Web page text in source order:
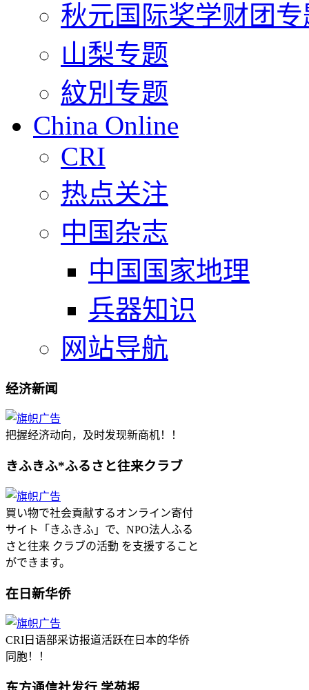
秋元国际奖学财团专
山梨专题
紋別专题
China Online
CRI
热点关注
中国杂志
中国国家地理
兵器知识
网站导航
经济新闻
把握经济动向，及时发现新商机！！
きふきふ*ふるさと往来クラブ
買い物で社会貢献するオンライン寄付
サイト「きふきふ」で、NPO法人ふる
さと往来 クラブの活動 を支援すること
ができます。
在日新华侨
CRI日语部采访报道活跃在日本的华侨
同胞！！